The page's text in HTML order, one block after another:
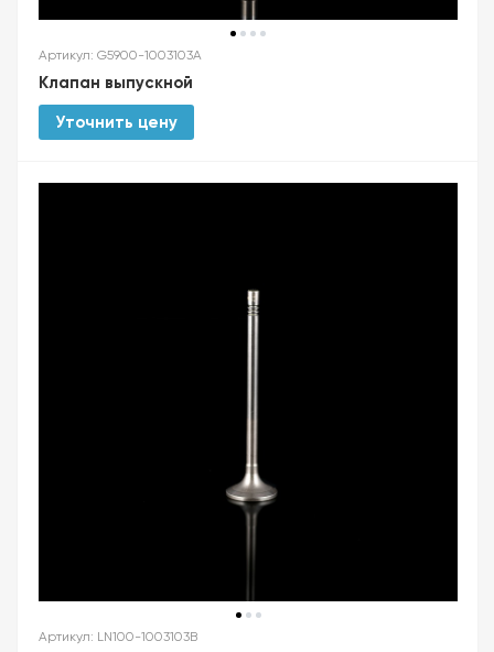
Артикул: G5900-1003103A
Клапан выпускной
Уточнить цену
Артикул: LN100-1003103B